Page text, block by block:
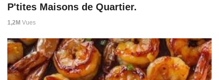
P'tites Maisons de Quartier.
1,2M Vues